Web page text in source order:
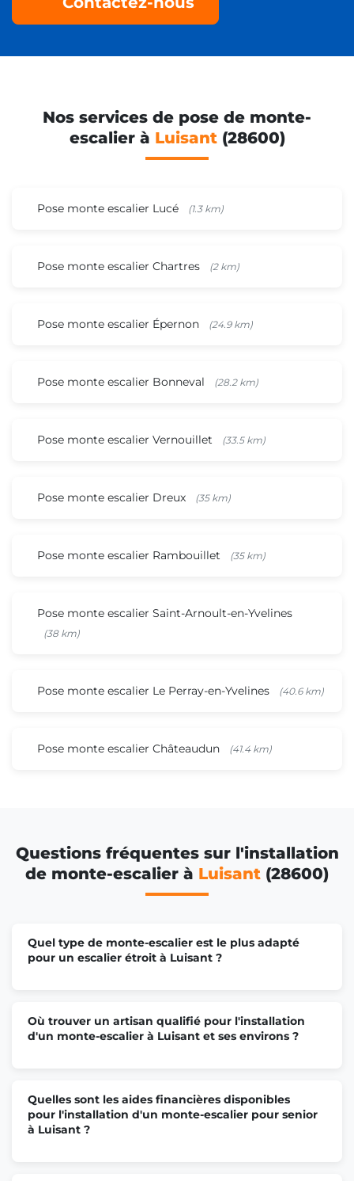
Nos services de pose de monte-
escalier à Luisant(28600)
Pose monte escalier Lucé (1.3 km)
Pose monte escalier Chartres (2 km)
Pose monte escalier Épernon (24.9 km)
Pose monte escalier Bonneval (28.2 km)
Pose monte escalier Vernouillet (33.5 km)
Pose monte escalier Dreux (35 km)
Pose monte escalier Rambouillet (35 km)
Pose monte escalier Saint-Arnoult-en-Yvelines
(38 km)
Pose monte escalier Le Perray-en-Yvelines (40.6 km)
Pose monte escalier Châteaudun (41.4 km)
Questions fréquentes sur l'installation
de monte-escalier à Luisant (28600)
Quel type de monte-escalier est le plus adapté
pour un escalier étroit à Luisant ?
Où trouver un artisan qualifié pour l'installation
d'un monte-escalier à Luisant et ses environs ?
Quelles sont les aides financières disponibles
pour l'installation d'un monte-escalier pour senior
à Luisant ?